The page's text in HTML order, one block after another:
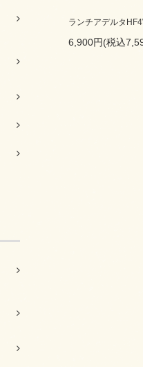
ランチアデルタ
6,900円(税込